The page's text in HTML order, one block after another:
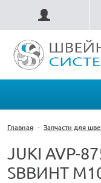
Главная - Запчасти для
JUKI AVP-
SBВИНТ